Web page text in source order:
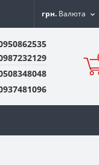
грн. Валюта